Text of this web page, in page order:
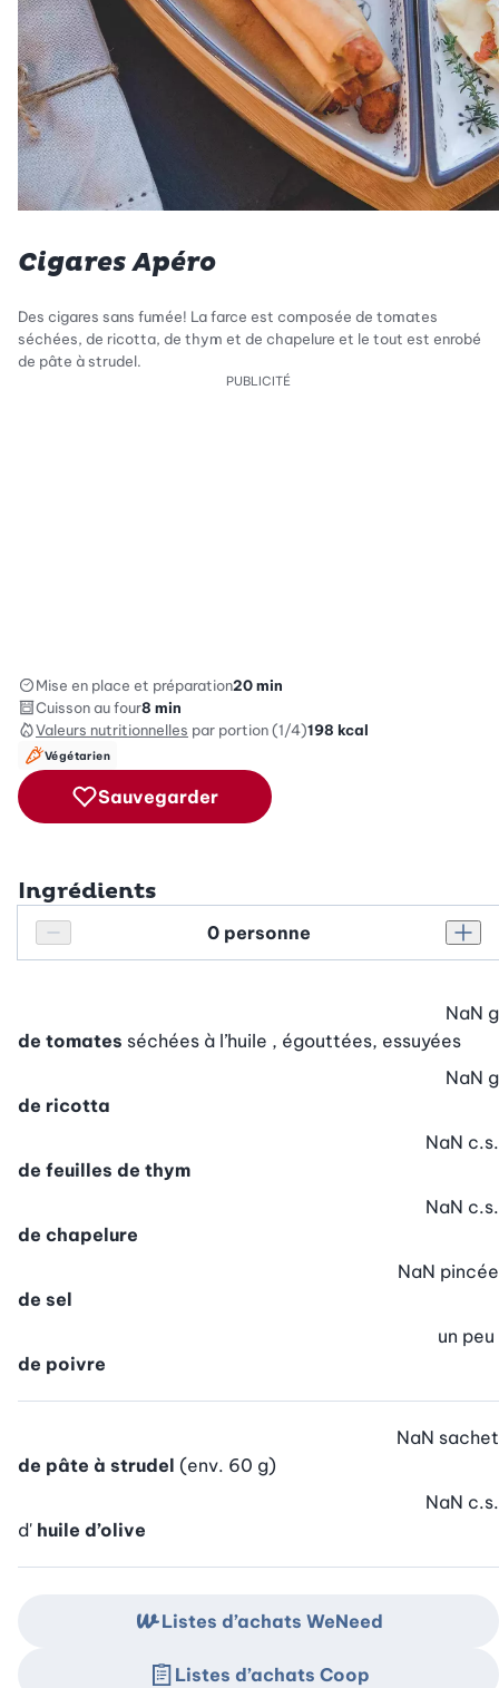
Cigares Apéro
Des cigares sans fumée! La farce est composée de tomates
séchées, de ricotta, de thym et de chapelure et le tout est enrobé
de pâte à strudel.
PUBLICITÉ
Mise en place et préparation20 min
Cuisson au four8 min
Valeurs nutritionnelles par portion (1/4)198 kcal
Végétarien
Sauvegarder
Ingrédients
Réduire le nombre de personnes
Personnes
de tomates séchées à l’huile , égouttées, essuyées
NaN g
de ricotta
NaN g
de feuilles de thym
NaN c.s.
de chapelure
NaN c.s.
de sel
NaN pincée
de poivre
un peu
de pâte à strudel (env. 60 g)
NaN sachet
d' huile d’olive
NaN c.s.
Listes d’achats WeNeed
Listes d’achats Coop